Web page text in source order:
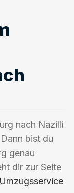
nach Nazilli
bist du
genau
dir zur Seite
Umzugsservice